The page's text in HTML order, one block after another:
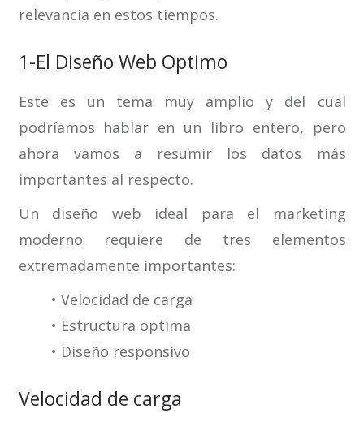
relevancia en estos tiempos.
1-El Diseño Web Optimo
Este es un tema muy amplio y del cual
podríamos hablar en un libro entero, pero
ahora vamos a resumir los datos más
importantes al respecto.
Un diseño web ideal para el marketing
moderno requiere de tres elementos
extremadamente importantes:
• Velocidad de carga
• Estructura optima
• Diseño responsivo
Velocidad de carga